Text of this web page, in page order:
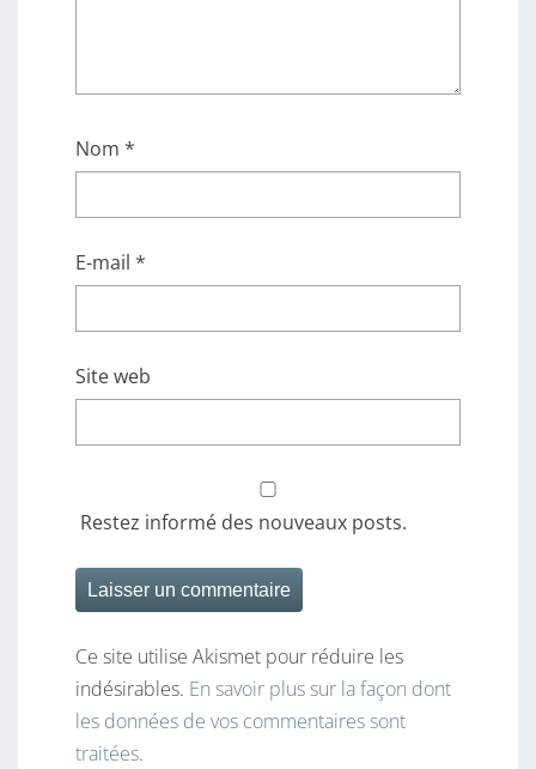
Nom *
E-mail *
Site web
Restez informé des nouveaux posts.
Ce site utilise Akismet pour réduire les
indésirables. En savoir plus sur la façon dont
les données de vos commentaires sont
traitées.